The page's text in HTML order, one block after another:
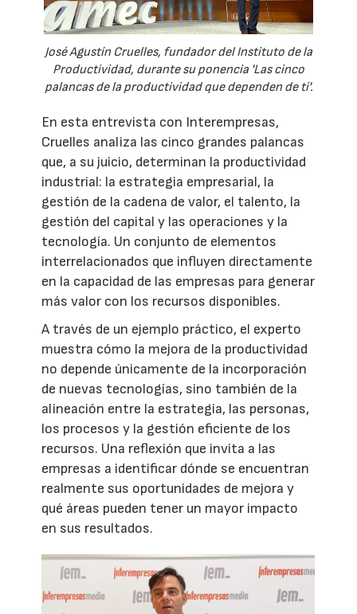
José Agustín Cruelles, fundador del Instituto de la
Productividad, durante su ponencia 'Las cinco
palancas de la productividad que dependen de ti'.
En esta entrevista con Interempresas,
Cruelles analiza las cinco grandes palancas
que, a su juicio, determinan la productividad
industrial: la estrategia empresarial, la
gestión de la cadena de valor, el talento, la
gestión del capital y las operaciones y la
tecnología. Un conjunto de elementos
interrelacionados que influyen directamente
en la capacidad de las empresas para generar
más valor con los recursos disponibles.
A través de un ejemplo práctico, el experto
muestra cómo la mejora de la productividad
no depende únicamente de la incorporación
de nuevas tecnologías, sino también de la
alineación entre la estrategia, las personas,
los procesos y la gestión eficiente de los
recursos. Una reflexión que invita a las
empresas a identificar dónde se encuentran
realmente sus oportunidades de mejora y
qué áreas pueden tener un mayor impacto
en sus resultados.